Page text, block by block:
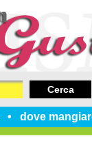
dove
Cerca